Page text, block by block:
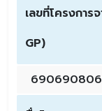
เลขที่โครงกา
GP)